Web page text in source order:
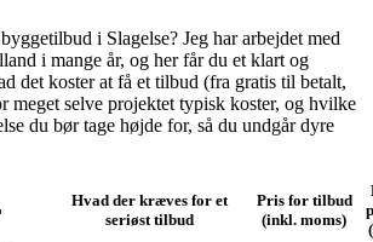
i Slagelse? Jeg har arbejdet med
i mange år, og her får du et klart og
det koster at få et tilbud (fra gratis til betalt,
meget selve projektet typisk koster, og hvilke
du bør tage højde for, så du undgår dyre
Hvad der kræves for et
seriøst tilbud
Pris for tilbud
(inkl. moms)